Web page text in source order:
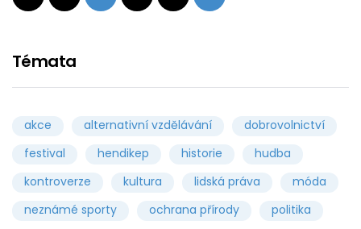
Témata
akce alternativní vzdělávání
dobrovolnictví
festival
hendikep historie
hudba
kontroverze
kultura lidská práva
móda
neznámé sporty
ochrana přírody
politika